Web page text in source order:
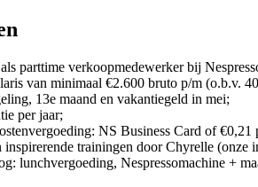
parttime verkoopmedewerker bij
van minimaal €2.600 bruto p/m (o.b.v.
13e maand en vakantiegeld in mei;
per jaar;
NS Business Card of €0,21
trainingen door Chyrelle (onze
lunchvergoeding, Nespressomachine +